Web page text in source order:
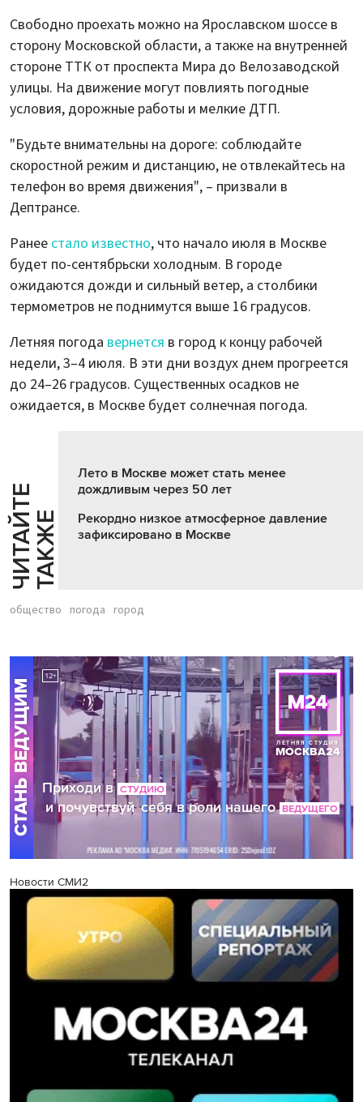
Свободно проехать можно на Ярославском шоссе в
сторону Московской области, а также на внутренней
стороне ТТК от проспекта Мира до Велозаводской
улицы. На движение могут повлиять погодные
условия, дорожные работы и мелкие ДТП.
"Будьте внимательны на дороге: соблюдайте
скоростной режим и дистанцию, не отвлекайтесь на
телефон во время движения", – призвали в
Дептрансе.
Ранее стало известно, что начало июля в Москве
будет по-сентябрьски холодным. В городе
ожидаются дожди и сильный ветер, а столбики
термометров не поднимутся выше 16 градусов.
Летняя погода вернется в город к концу рабочей
недели, 3–4 июля. В эти дни воздух днем прогреется
до 24–26 градусов. Существенных осадков не
ожидается, в Москве будет солнечная погода.
Ч
И
Т
АЙ
Т
Е
Т
А
К
ЖЕ
Лето в Москве может стать менее
дождливым через 50 лет
Рекордно низкое атмосферное давление
зафиксировано в Москве
общество погода город
Новости СМИ2